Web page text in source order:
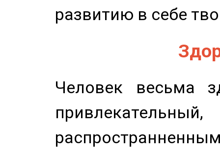
развитию в себе
Человек весьма